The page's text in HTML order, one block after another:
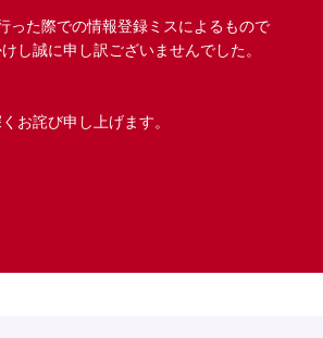
った際での情報登録ミスによるもので
し誠に申し訳ございませんでした。
お詫び申し上げます。